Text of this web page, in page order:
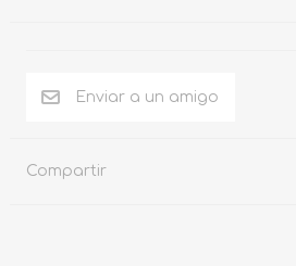
Compartir